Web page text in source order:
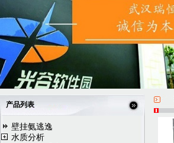
产品列表
壁挂氨逃逸
水质分析